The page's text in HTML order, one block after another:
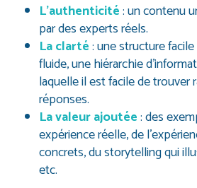
L’authenticité: un contenu
par des experts réels.
La clarté: une structure
fluide, une hiérarchie
laquelle il est facile de trouver
réponses.
La valeur ajoutée: des
expérience réelle, de
concrets, du storytelling qui
etc.